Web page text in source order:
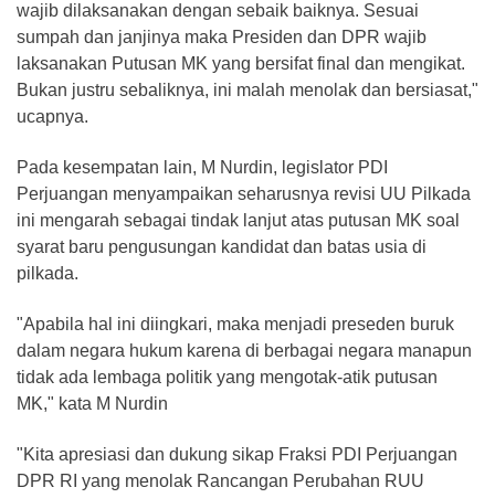
wajib dilaksanakan dengan sebaik baiknya. Sesuai
sumpah dan janjinya maka Presiden dan DPR wajib
laksanakan Putusan MK yang bersifat final dan mengikat.
Bukan justru sebaliknya, ini malah menolak dan bersiasat,"
ucapnya.
Pada kesempatan lain, M Nurdin, legislator PDI
Perjuangan menyampaikan seharusnya revisi UU Pilkada
ini mengarah sebagai tindak lanjut atas putusan MK soal
syarat baru pengusungan kandidat dan batas usia di
pilkada.
"Apabila hal ini diingkari, maka menjadi preseden buruk
dalam negara hukum karena di berbagai negara manapun
tidak ada lembaga politik yang mengotak-atik putusan
MK," kata M Nurdin
"Kita apresiasi dan dukung sikap Fraksi PDI Perjuangan
DPR RI yang menolak Rancangan Perubahan RUU